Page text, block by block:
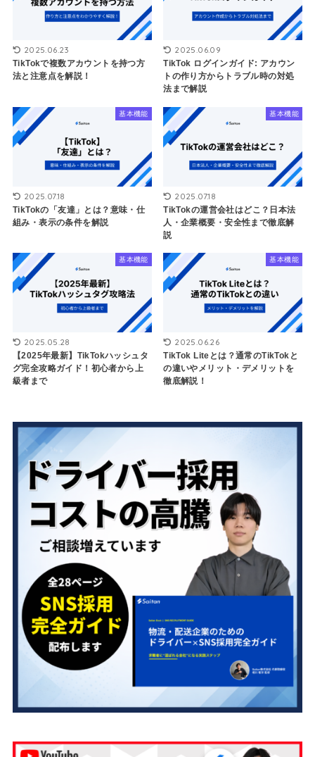
2025.06.23
TikTokで複数アカウントを持つ方
法と注意点を解説！
2025.06.09
​​TikTok ログインガイド: アカウン
トの作り方からトラブル時の対処
法まで解説
基本機能
2025.07.18
TikTokの「友達」とは？意味・仕
組み・表示の条件を解説
基本機能
2025.07.18
TikTokの運営会社はどこ？日本法
人・企業概要・安全性まで徹底解
説
基本機能
2025.05.28
【2025年最新】TikTokハッシュタ
グ完全攻略ガイド！初心者から上
級者まで
基本機能
2025.06.26
TikTok Liteとは？通常のTikTokと
の違いやメリット・デメリットを
徹底解説！